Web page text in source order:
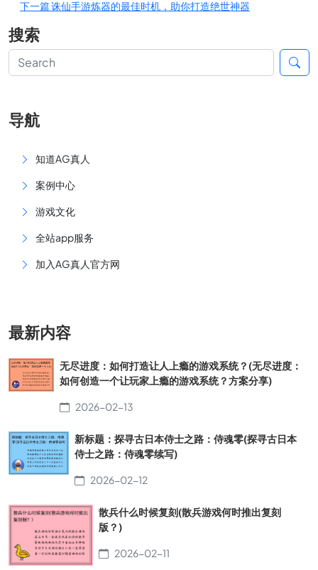
下一篇诛仙手游炼器的最佳时机，助你打造绝世神器
搜索
导航
知道AG真人
案例中心
游戏文化
全站app服务
加入AG真人官方网
最新内容
无尽进度：如何打造让人上瘾的游戏系统？(无尽进度：
如何创造一个让玩家上瘾的游戏系统？方案分享)
2026-02-13
新标题：探寻古日本侍士之路：侍魂零(探寻古日本
侍士之路：侍魂零续写)
2026-02-12
散兵什么时候复刻(散兵游戏何时推出复刻
版？)
2026-02-11